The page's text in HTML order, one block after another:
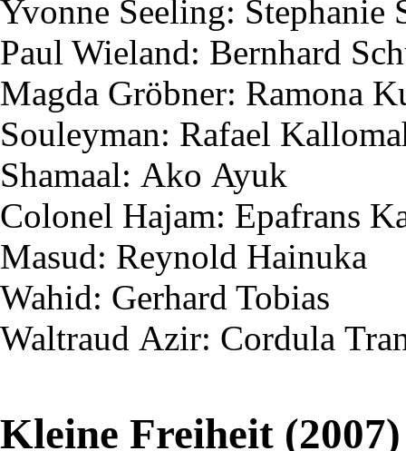
Yvonne Seeling: Stephanie
Paul Wieland: Bernhard
Magda Gröbner: Ramona
Souleyman: Rafael
Shamaal: Ako Ayuk
Colonel Hajam: Epafrans
Masud: Reynold Hainuka
Wahid: Gerhard Tobias
Waltraud Azir: Cordula
Kleine Freiheit (2007)